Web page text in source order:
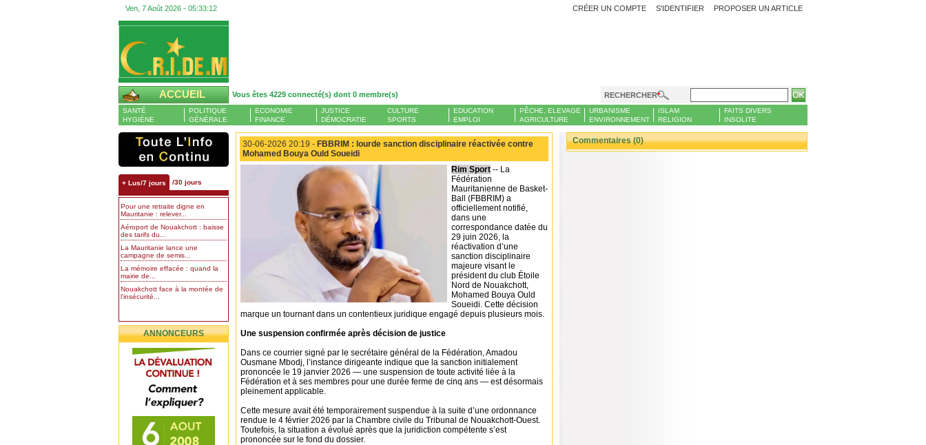
Ven, 7 Août 2026 - 05:33:13 PROPOSER UN ARTICLE
CRÉER UN COMPTE S'IDENTIFIER
ACCUEIL Vous êtes 4229 connecté(s) dont 0 membre(s) RECHERCHER
SANTÉ
HYGIÈNE
POLITIQUE
GÉNÉRALE
ECONOMIE
FINANCE
JUSTICE
DÉMOCRATIE
CULTURE
SPORTS
EDUCATION
EMPLOI
PÊCHE, ELEVAGE
AGRICULTURE
URBANISME
ENVIRONNEMENT
ISLAM
RELIGION
FAITS DIVERS
INSOLITE
+ Lus/7 jours /30 jours
Pour une retraite digne en
Mauritanie : relever...
Aéroport de Nouakchott : baisse
des tarifs du...
La Mauritanie lance une
campagne de semis...
La mémoire effacée : quand la
mairie de...
Nouakchott face à la montée de
l’insécurité...
ANNONCEURS
30-06-2026 20:19 - FBBRIM : lourde sanction disciplinaire réactivée contre
Mohamed Bouya Ould Soueidi
Rim Sport -- La
Fédération
Mauritanienne de Basket-
Ball (FBBRIM) a
officiellement notifié,
dans une
correspondance datée du
29 juin 2026, la
réactivation d’une
sanction disciplinaire
majeure visant le
président du club Étoile
Nord de Nouakchott,
Mohamed Bouya Ould
Soueidi. Cette décision
marque un tournant dans un contentieux juridique engagé depuis plusieurs mois.
Une suspension confirmée après décision de justice
Dans ce courrier signé par le secrétaire général de la Fédération, Amadou
Ousmane Mbodj, l’instance dirigeante indique que la sanction initialement
prononcée le 19 janvier 2026 — une suspension de toute activité liée à la
Fédération et à ses membres pour une durée ferme de cinq ans — est désormais
pleinement applicable.
Cette mesure avait été temporairement suspendue à la suite d’une ordonnance
rendue le 4 février 2026 par la Chambre civile du Tribunal de Nouakchott-Ouest.
Toutefois, la situation a évolué après que la juridiction compétente s’est
prononcée sur le fond du dossier.
Commentaires (0)